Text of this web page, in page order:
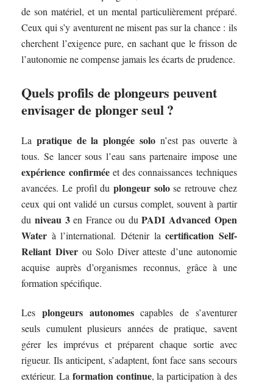
de son matériel, et un mental particulièrement préparé.
Ceux qui s’y aventurent ne misent pas sur la chance : ils
cherchent l’exigence pure, en sachant que le frisson de
l’autonomie ne compense jamais les écarts de prudence.
Quels profils de plongeurs peuvent
envisager de plonger seul ?
Lapratique de la plongée solon’est pas ouverte à
tous. Se lancer sous l’eau sans partenaire impose une
expérience confirméeet des connaissances techniques
avancées. Le profil du plongeur solose retrouve chez
ceux qui ont validé un cursus complet, souvent à partir
du niveau 3en France ou duPADI Advanced Open
Water à l’international. Détenir lacertification Self-
Reliant Diverou Solo Diver atteste d’une autonomie
acquise auprès d’organismes reconnus, grâce à une
formation spécifique.
Lesplongeurs autonomescapables de s’aventurer
seuls cumulent plusieurs années de pratique, savent
gérer les imprévus et préparent chaque sortie avec
rigueur. Ils anticipent, s’adaptent, font face sans secours
extérieur. La formation continue, la participation à des